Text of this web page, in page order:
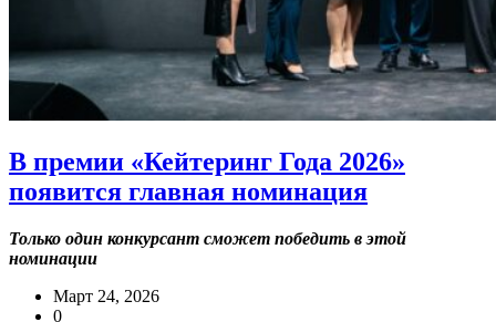
В премии «Кейтеринг Года 2026»
появится главная номинация
Только один конкурсант сможет победить в этой
номинации
Март 24, 2026
0